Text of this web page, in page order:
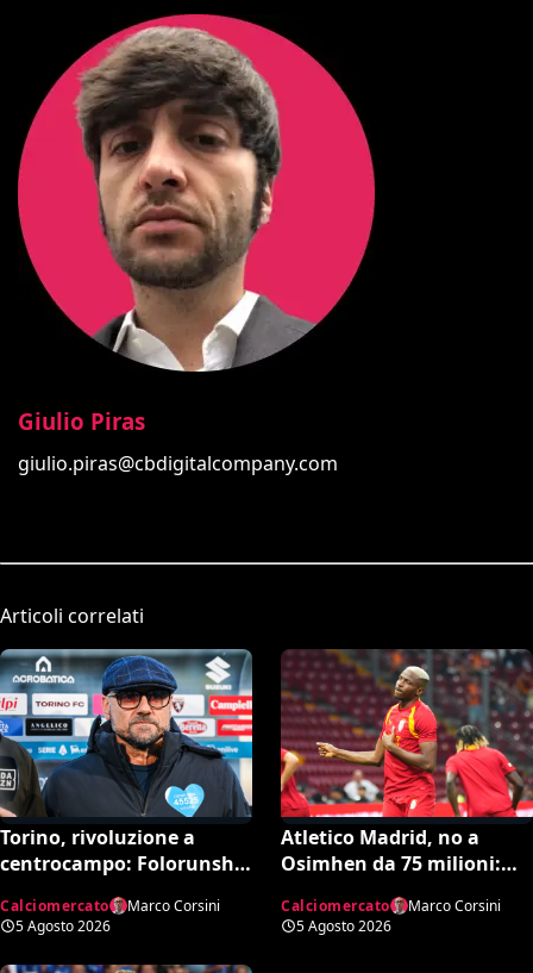
Giulio Piras
giulio.piras@cbdigitalcompany.com
Articoli correlati
Torino, rivoluzione a
centrocampo: Folorunsho
lista di Petrachi
Calciomercato
Marco Corsini
5 Agosto 2026
Atletico Madrid, no a
Osimhen da 75 milioni:
Tottenham
Calciomercato
Marco Corsini
5 Agosto 2026